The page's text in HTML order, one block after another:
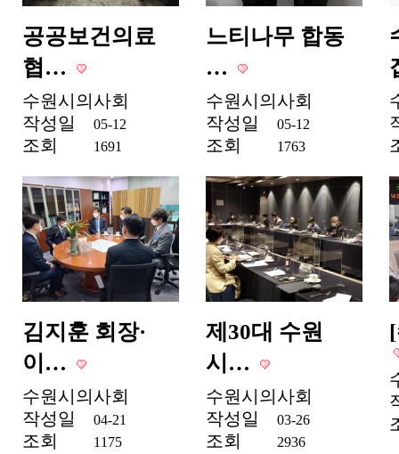
공공보건의료
협…
수원시의사회
작성일
05-12
조회 1691
느티나무 합동
…
수원시의사회
작성일
05-12
조회 1763
김지훈 회장·
이…
수원시의사회
작성일
04-21
조회 1175
제30대 수원
시…
수원시의사회
작성일
03-26
조회 2936